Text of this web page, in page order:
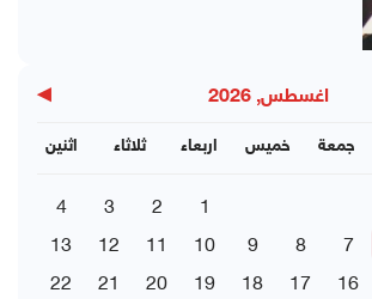
اغسطس, 2026 ▶
اثنين ثلاثاء اربعاء خميس جمعة
1
2
3
4
7
8
9
10
11
12
13
16
17
18
19
20
21
22